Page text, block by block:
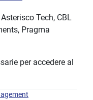
Tech, CBL
Pragma
per accedere al